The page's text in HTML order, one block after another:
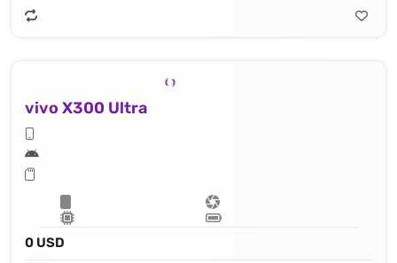
vivo X300 Ultra
0 USD